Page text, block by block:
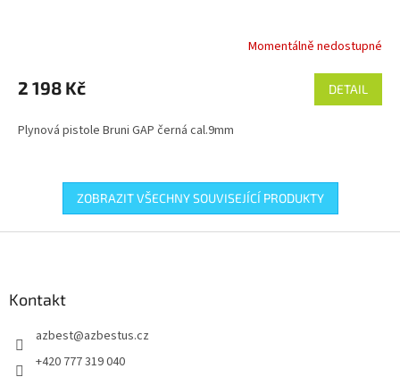
Momentálně nedostupné
2 198 Kč DETAIL
Plynová pistole Bruni GAP černá cal.9mm
ZOBRAZIT VŠECHNY SOUVISEJÍCÍ PRODUKTY
Kontakt
azbest@azbestus.cz
+420 777 319 040